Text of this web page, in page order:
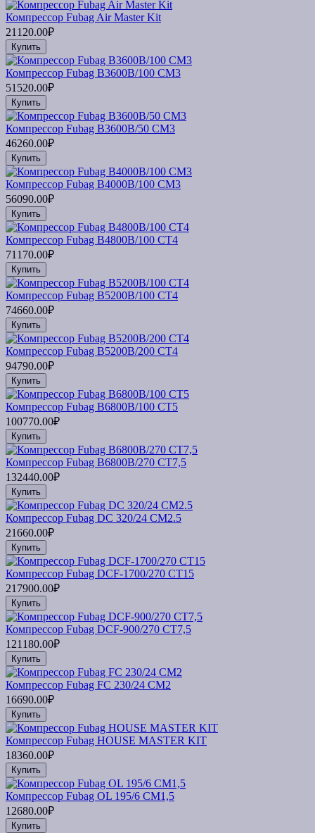
Компрессор Fubag Air Master Kit
21120.00₽
Купить
Компрессор Fubag B3600B/100 CM3
51520.00₽
Купить
Компрессор Fubag B3600B/50 CM3
46260.00₽
Купить
Компрессор Fubag B4000B/100 СМ3
56090.00₽
Купить
Компрессор Fubag B4800В/100 СТ4
71170.00₽
Купить
Компрессор Fubag B5200B/100 CT4
74660.00₽
Купить
Компрессор Fubag B5200B/200 CT4
94790.00₽
Купить
Компрессор Fubag B6800B/100 CT5
100770.00₽
Купить
Компрессор Fubag B6800B/270 CT7,5
132440.00₽
Купить
Компрессор Fubag DC 320/24 CM2.5
21660.00₽
Купить
Компрессор Fubag DCF-1700/270 СТ15
217900.00₽
Купить
Компрессор Fubag DCF-900/270 CT7,5
121180.00₽
Купить
Компрессор Fubag FС 230/24 CM2
16690.00₽
Купить
Компрессор Fubag HOUSE MASTER KIT
18360.00₽
Купить
Компрессор Fubag OL 195/6 CM1,5
12680.00₽
Купить